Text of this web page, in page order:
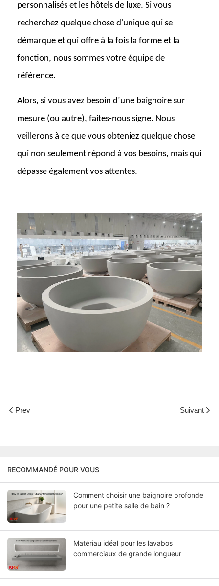
personnalisés et les hôtels de luxe. Si vous
recherchez quelque chose d'unique qui se
démarque et qui offre à la fois la forme et la
fonction, nous sommes votre équipe de
référence.
Alors, si vous avez besoin d’une baignoire sur
mesure (ou autre), faites-nous signe. Nous
veillerons à ce que vous obteniez quelque chose
qui non seulement répond à vos besoins, mais qui
dépasse également vos attentes.
Prev Suivant
RECOMMANDÉ POUR VOUS
Comment choisir une baignoire profonde
pour une petite salle de bain ?
Matériau idéal pour les lavabos
commerciaux de grande longueur